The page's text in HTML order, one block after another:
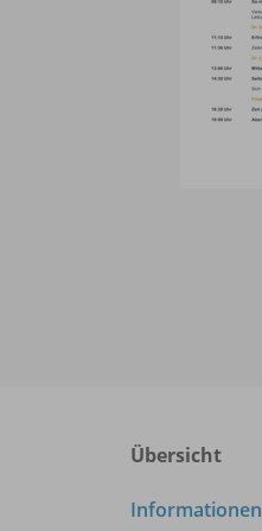
Übersicht
Informationen